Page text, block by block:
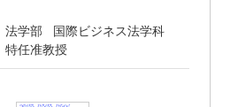
法学部 国際ビジネス法学科
特任准教授